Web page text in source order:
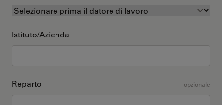
Istituto/Azienda
Reparto opzionale